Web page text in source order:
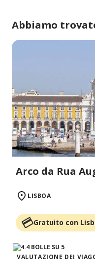
Abbiamo
Arco da Rua
LISBOA
Gratuito con
VALUTAZIONE DEI